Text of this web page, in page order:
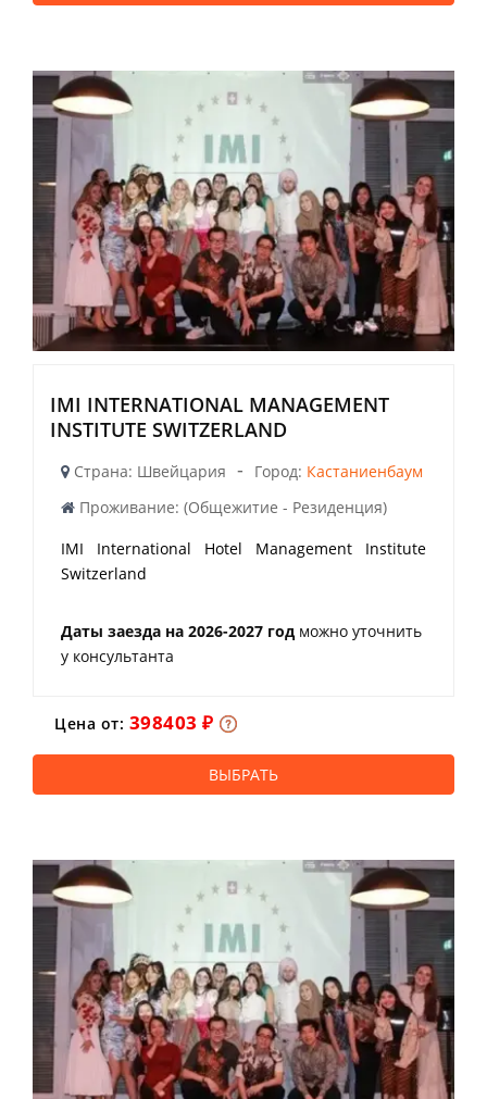
IMI INTERNATIONAL MANAGEMENT
INSTITUTE SWITZERLAND
Страна: Швейцария - Город: Кастаниенбаум
Проживание: (Общежитие - Резиденция)
IMI International Hotel Management Institute
Switzerland
Даты заезда на 2026-2027 год можно уточнить
у консультанта
Цена от: 398403 ₽
ВЫБРАТЬ